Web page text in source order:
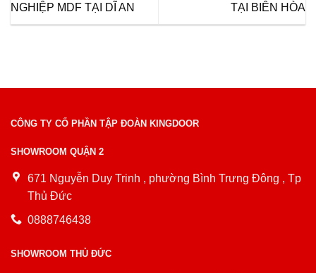
NGHIỆP MDF TẠI DĨ AN
TẠI BIÊN HÒA
CÔNG TY CỔ PHẦN TẬP ĐOÀN KINGDOOR
SHOWROOM QUẬN 2
671 Nguyễn Duy Trinh , phường Bình Trưng Đông , Tp
Thủ Đức
0888746438
SHOWROOM THỦ ĐỨC